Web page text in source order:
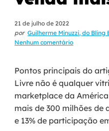
21 de julho de 2022
por Guilherme Minuzzi, do Bling
Nenhum comentário
Pontos principais do
Livre não é qualquer
marketplace da
mais de 300 milhões de
e 13% de participação